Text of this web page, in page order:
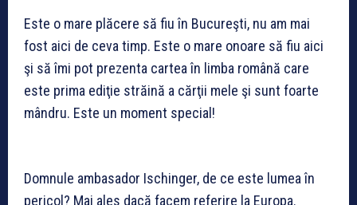
Este o mare plăcere să fiu în Bucureşti, nu am mai
fost aici de ceva timp. Este o mare onoare să fiu aici
şi să îmi pot prezenta cartea în limba română care
este prima ediţie străină a cărţii mele şi sunt foarte
mândru. Este un moment special!
Domnule ambasador Ischinger, de ce este lumea în
pericol? Mai ales dacă facem referire la Europa.